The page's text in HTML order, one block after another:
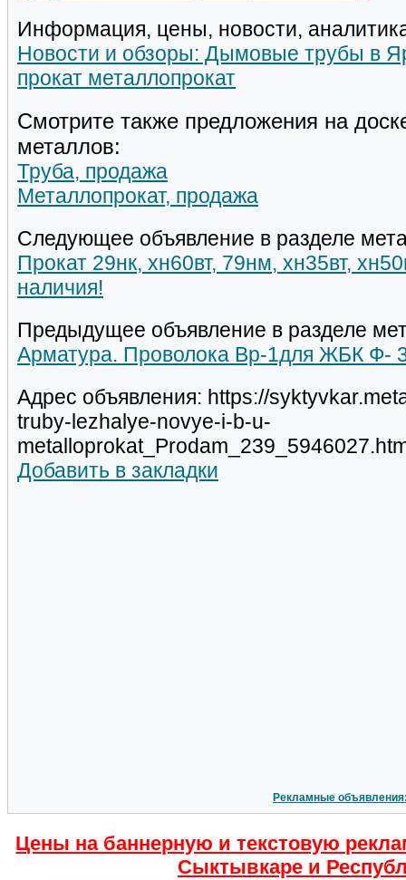
Информация, цены, новости,
Новости и обзоры: Дымовые трубы в
прокат металлопрокат
Смотрите также предложения на
металлов:
Труба, продажа
Металлопрокат, продажа
Следующее объявление в разделе
Прокат 29нк, хн60вт, 79нм, хн35вт,
наличия!
Предыдущее объявление в разделе
Арматура. Проволока Вр-1для ЖБК
Адрес объявления: https://
truby-lezhalye-novye-i-b-u-
Добавить в закладки
Рекламные
Цены на баннерную и текстовую
Сыктывкаре и